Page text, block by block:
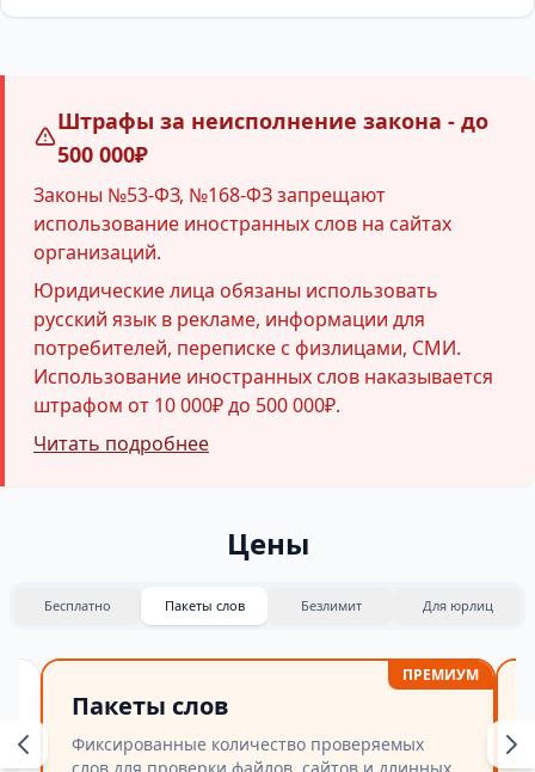
Штрафы за неисполнение закона - до
500 000₽
Законы №53-ФЗ, №168-ФЗ запрещают
использование иностранных слов на сайтах
организаций.
Юридические лица обязаны использовать
русский язык в рекламе, информации для
потребителей, переписке с физлицами, СМИ.
Использование иностранных слов наказывается
штрафом от 10 000₽ до 500 000₽.
Читать подробнее
Цены
Бесплатно Пакеты слов Безлимит Для юрлиц
ПРЕМИУМ
Пакеты слов
Фиксированные количество проверяемых